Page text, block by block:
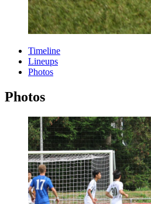
Timeline
Lineups
Photos
Photos